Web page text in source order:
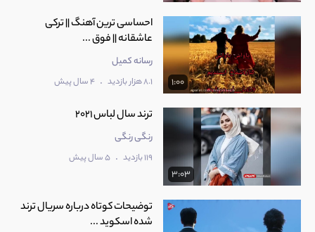
1:00
احساسی ترین آهنگ || ترکی
عاشقانه || فوق ...
رسانه کمیل
8.1 هزار بازدید . 4 سال پیش
3:03
ترند سال لباس 2021
رنگی رنگی
119 بازدید . 5 سال پیش
توضیحات کوتاه درباره سریال ترند
شده اسکوید ...